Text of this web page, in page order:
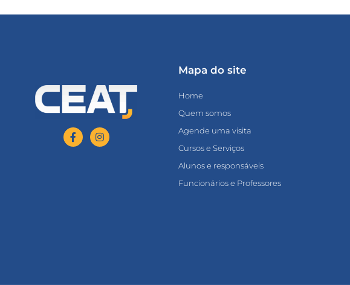
Mapa do site
Home
Quem somos
Agende uma visita
Cursos e Serviços
Alunos e responsáveis
Funcionários e Professores